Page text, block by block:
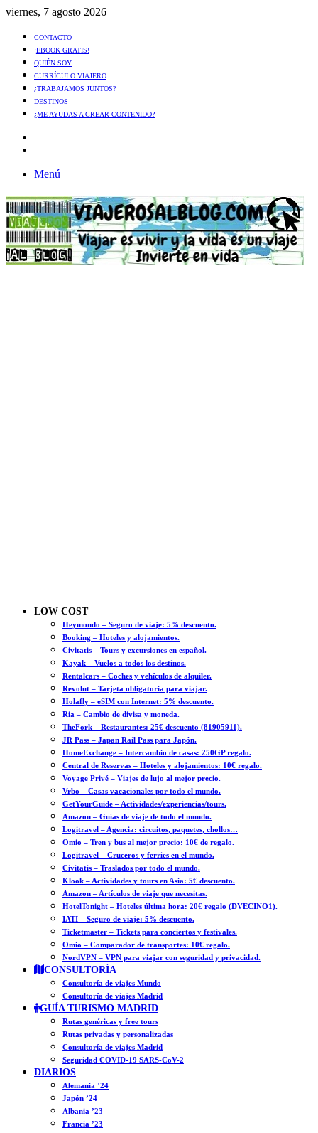
viernes, 7 agosto 2026
CONTACTO
¡EBOOK GRATIS!
QUIÉN SOY
CURRÍCULO VIAJERO
¿TRABAJAMOS JUNTOS?
DESTINOS
¿ME AYUDAS A CREAR CONTENIDO?
Menú
LOW COST
Heymondo – Seguro de viaje: 5% descuento.
Booking – Hoteles y alojamientos.
Civitatis – Tours y excursiones en español.
Kayak – Vuelos a todos los destinos.
Rentalcars – Coches y vehículos de alquiler.
Revolut – Tarjeta obligatoria para viajar.
Holafly – eSIM con Internet: 5% descuento.
Ria – Cambio de divisa y moneda.
TheFork – Restaurantes: 25€ descuento (81905911).
JR Pass – Japan Rail Pass para Japón.
HomeExchange – Intercambio de casas: 250GP regalo.
Central de Reservas – Hoteles y alojamientos: 10€ regalo.
Voyage Privé – Viajes de lujo al mejor precio.
Vrbo – Casas vacacionales por todo el mundo.
GetYourGuide – Actividades/experiencias/tours.
Amazon – Guías de viaje de todo el mundo.
Logitravel – Agencia: circuitos, paquetes, chollos…
Omio – Tren y bus al mejor precio: 10€ de regalo.
Logitravel – Cruceros y ferries en el mundo.
Civitatis – Traslados por todo el mundo.
Klook – Actividades y tours en Asia: 5€ descuento.
Amazon – Artículos de viaje que necesitas.
HotelTonight – Hoteles última hora: 20€ regalo (DVECINO1).
IATI – Seguro de viaje: 5% descuento.
Ticketmaster – Tickets para conciertos y festivales.
Omio – Comparador de transportes: 10€ regalo.
NordVPN – VPN para viajar con seguridad y privacidad.
CONSULTORÍA
Consultoría de viajes Mundo
Consultoría de viajes Madrid
GUÍA TURISMO MADRID
Rutas genéricas y free tours
Rutas privadas y personalizadas
Consultoría de viajes Madrid
Seguridad COVID-19 SARS-CoV-2
DIARIOS
Alemania ’24
Japón ’24
Albania ’23
Francia ’23